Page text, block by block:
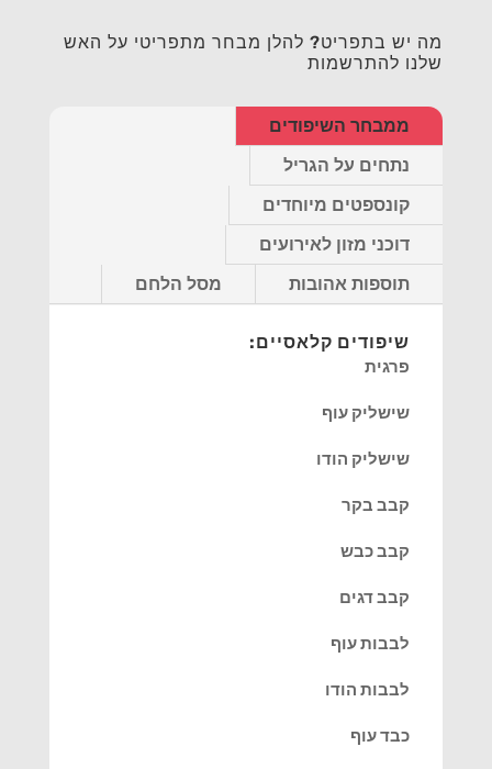
מה יש בתפריט? להלן מבחר מתפריטי על האש
שלנו להתרשמות
ממבחר השיפודים
נתחים על הגריל
קונספטים מיוחדים
דוכני מזון לאירועים
תוספות אהובות
מסל הלחם
שיפודים קלאסיים:
פרגית
שישליק עוף
שישליק הודו
קבב בקר
קבב כבש
קבב דגים
לבבות עוף
לבבות הודו
כבד עוף